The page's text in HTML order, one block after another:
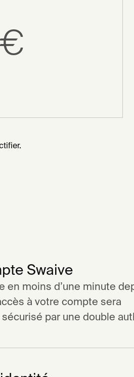
Swaive
en moins d’une minute
à votre compte sera
par une double